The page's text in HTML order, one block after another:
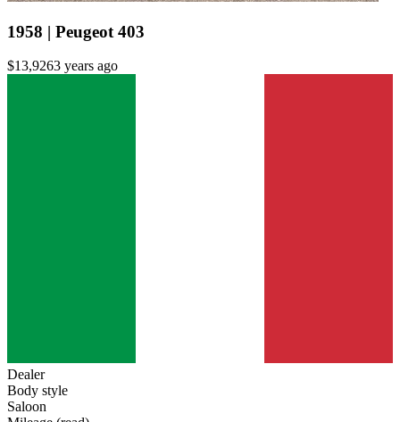
1958 | Peugeot 403
$13,9263 years ago
Dealer
Body style
Saloon